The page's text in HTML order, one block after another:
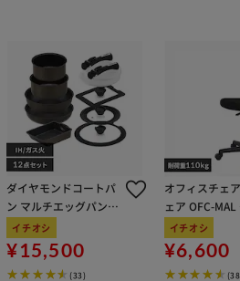
ダイヤモンドコートパ
ン マルチエッグパン入
り 12点セット IHガス
火対応 MEGI-12S ブラ
ウンメタリック
イチオシ
¥15,500
(33)
オフィスチェ
ェア OFC-
ン
イチオシ
¥6,600